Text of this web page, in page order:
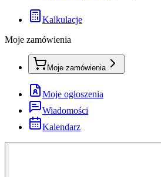
Kalkulacje
Moje zamówienia
Moje zamówienia
Moje ogłoszenia
Wiadomości
Kalendarz